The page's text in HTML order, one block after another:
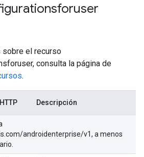
sobre el recurso
consulta la página de
.
Descripción
androidenterprise/v1, a menos